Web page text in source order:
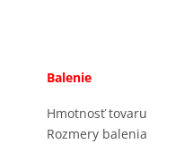
Balenie
Hmotnosť tovaru
Rozmery balenia